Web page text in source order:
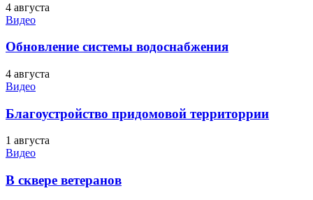
4 августа
Видео
Обновление системы водоснабжения
4 августа
Видео
Благоустройство придомовой территоррии
1 августа
Видео
В сквере ветеранов